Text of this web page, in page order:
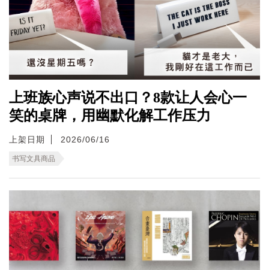
上班族心声说不出口？8款让人会心一
笑的桌牌，用幽默化解工作压力
上架日期 2026/06/16
书写文具商品